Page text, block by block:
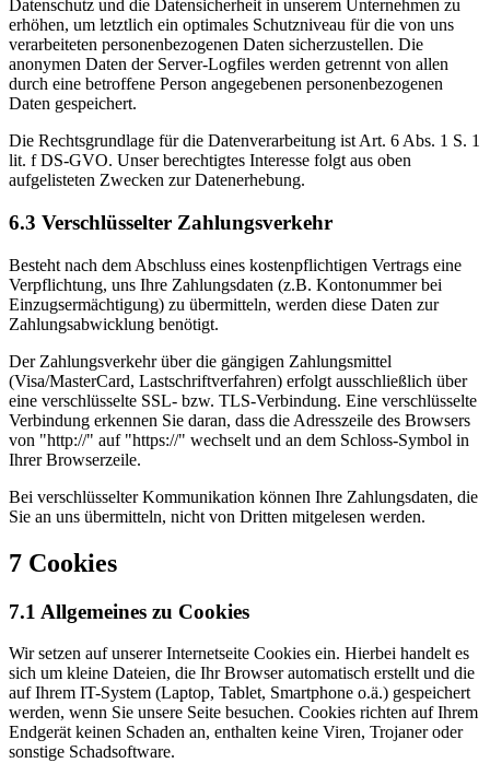
Datenschutz und die Datensicherheit in unserem Unternehmen zu
erhöhen, um letztlich ein optimales Schutzniveau für die von uns
verarbeiteten personenbezogenen Daten sicherzustellen. Die
anonymen Daten der Server-Logfiles werden getrennt von allen
durch eine betroffene Person angegebenen personenbezogenen
Daten gespeichert.
Die Rechtsgrundlage für die Datenverarbeitung ist Art. 6 Abs. 1 S. 1
lit. f DS-GVO. Unser berechtigtes Interesse folgt aus oben
aufgelisteten Zwecken zur Datenerhebung.
6.3 Verschlüsselter Zahlungsverkehr
Besteht nach dem Abschluss eines kostenpflichtigen Vertrags eine
Verpflichtung, uns Ihre Zahlungsdaten (z.B. Kontonummer bei
Einzugsermächtigung) zu übermitteln, werden diese Daten zur
Zahlungsabwicklung benötigt.
Der Zahlungsverkehr über die gängigen Zahlungsmittel
(Visa/MasterCard, Lastschriftverfahren) erfolgt ausschließlich über
eine verschlüsselte SSL- bzw. TLS-Verbindung. Eine verschlüsselte
Verbindung erkennen Sie daran, dass die Adresszeile des Browsers
von "http://" auf "https://" wechselt und an dem Schloss-Symbol in
Ihrer Browserzeile.
Bei verschlüsselter Kommunikation können Ihre Zahlungsdaten, die
Sie an uns übermitteln, nicht von Dritten mitgelesen werden.
7 Cookies
7.1 Allgemeines zu Cookies
Wir setzen auf unserer Internetseite Cookies ein. Hierbei handelt es
sich um kleine Dateien, die Ihr Browser automatisch erstellt und die
auf Ihrem IT-System (Laptop, Tablet, Smartphone o.ä.) gespeichert
werden, wenn Sie unsere Seite besuchen. Cookies richten auf Ihrem
Endgerät keinen Schaden an, enthalten keine Viren, Trojaner oder
sonstige Schadsoftware.